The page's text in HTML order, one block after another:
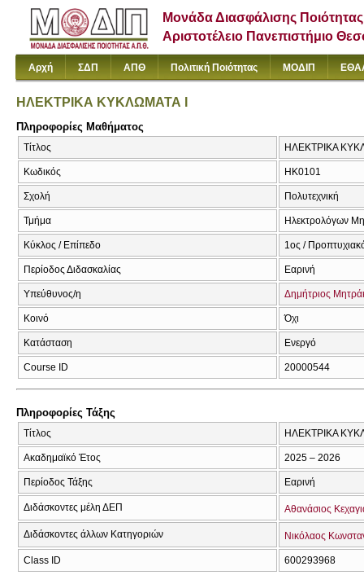
Μονάδα Διασφάλισης Ποιότητας
Αριστοτέλειο Πανεπιστήμιο
Αρχή ΣΔΠ ΑΠΘ Πολιτική Ποιότητας ΜΟΔΙΠ
ΗΛΕΚΤΡΙΚΑ ΚΥΚΛΩΜΑΤΑ Ι
Πληροφορίες Μαθήματος
Τίτλος ΗΛΕΚΤΡΙΚΑ
Κωδικός ΗΚ0101
Σχολή Πολυτεχνική
Τμήμα Ηλεκτρολόγων
Κύκλος / Επίπεδο 1ος /
Περίοδος Διδασκαλίας Εαρινή
Υπεύθυνος/η Δημήτριος
Κοινό Όχι
Κατάσταση Ενεργό
Course ID 20000544
Πληροφορίες Τάξης
Τίτλος ΗΛΕΚΤΡΙΚΑ
Ακαδημαϊκό Έτος 2025 – 2026
Περίοδος Τάξης Εαρινή
Διδάσκοντες μέλη ΔΕΠ Αθανάσιος
Διδάσκοντες άλλων Κατηγοριών Νικόλαος
Class ID 600293968